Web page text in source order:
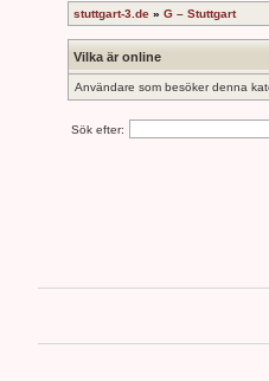
stuttgart-3.de » G – Stuttgart
Vilka är online
Användare som besöker denna
Sök efter: